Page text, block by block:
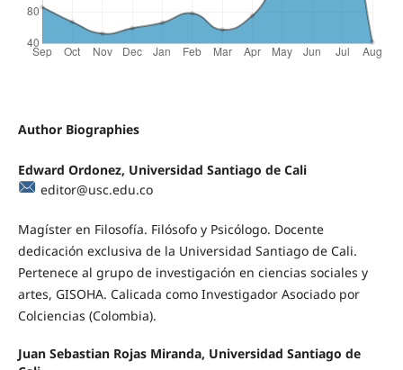
Author Biographies
Edward Ordonez, Universidad Santiago de Cali
editor@usc.edu.co
Magíster en Filosofía. Filósofo y Psicólogo. Docente
dedicación exclusiva de la Universidad Santiago de Cali.
Pertenece al grupo de investigación en ciencias sociales y
artes, GISOHA. Calicada como Investigador Asociado por
Colciencias (Colombia).
Juan Sebastian Rojas Miranda, Universidad Santiago de